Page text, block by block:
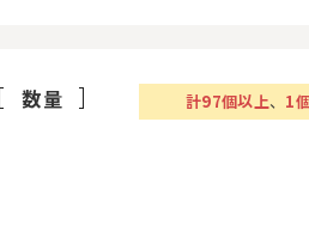
数量 計97個以上、 1